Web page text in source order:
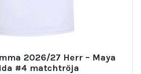
2026/27 Herr – Maya
#4 matchtröja